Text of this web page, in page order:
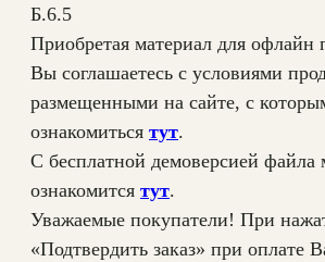
т
о
в
а
р
а
С
к
а
Б.6.5
Приобретая материал для офлайн
Вы соглашаетесь с условиями
размещенными на сайте, с
ознакомиться тут.
С бесплатной демоверсией файла
ознакомится тут.
Уважаемые покупатели! При
«Подтвердить заказ» при оплате